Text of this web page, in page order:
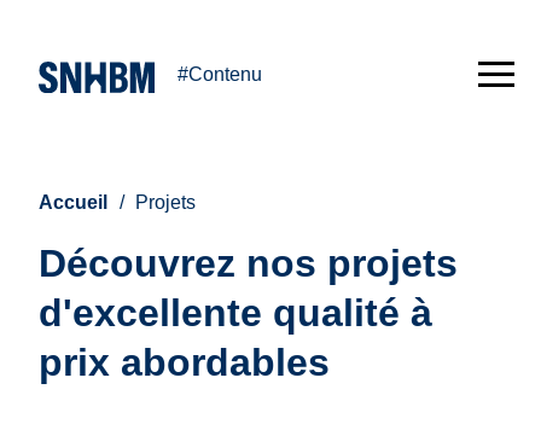
#Contenu
Accueil Projets
Découvrez nos projets
d'excellente qualité à
prix abordables